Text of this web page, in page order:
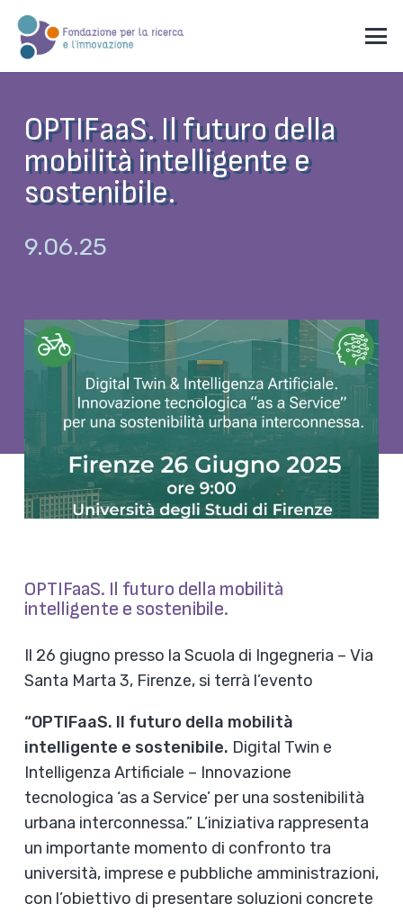
OPTIFaaS. Il futuro della
mobilità intelligente e
sostenibile.
9.06.25
OPTIFaaS. Il futuro della mobilità
intelligente e sostenibile.
Il 26 giugno presso la Scuola di Ingegneria – Via
Santa Marta 3, Firenze, si terrà l’evento
“OPTIFaaS. Il futuro della mobilità
intelligente e sostenibile. Digital Twin e
Intelligenza Artificiale – Innovazione
tecnologica ‘as a Service’ per una sostenibilità
urbana interconnessa.” L’iniziativa rappresenta
un importante momento di confronto tra
università, imprese e pubbliche amministrazioni,
con l’obiettivo di presentare soluzioni concrete